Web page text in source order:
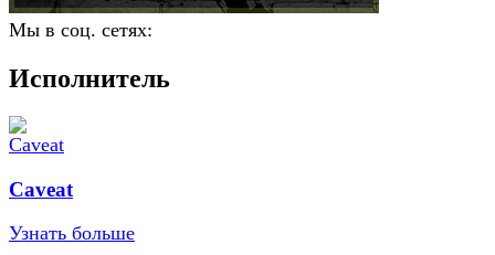
Мы в соц. сетях:
Исполнитель
Caveat
Узнать больше